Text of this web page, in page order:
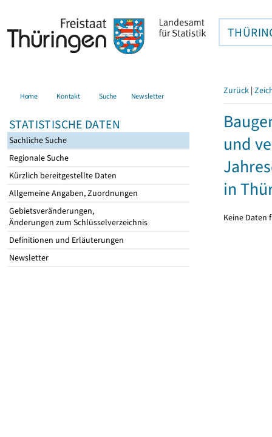
Home Kontakt Suche Newsletter
STATISTISCHE DATEN
Sachliche Suche
Regionale Suche
Kürzlich bereitgestellte Daten
Allgemeine Angaben, Zuordnungen
Gebietsveränderungen,
Änderungen zum Schlüsselverzeichnis
Definitionen und Erläuterungen
Newsletter
Zurück |
und
in
Keine Daten